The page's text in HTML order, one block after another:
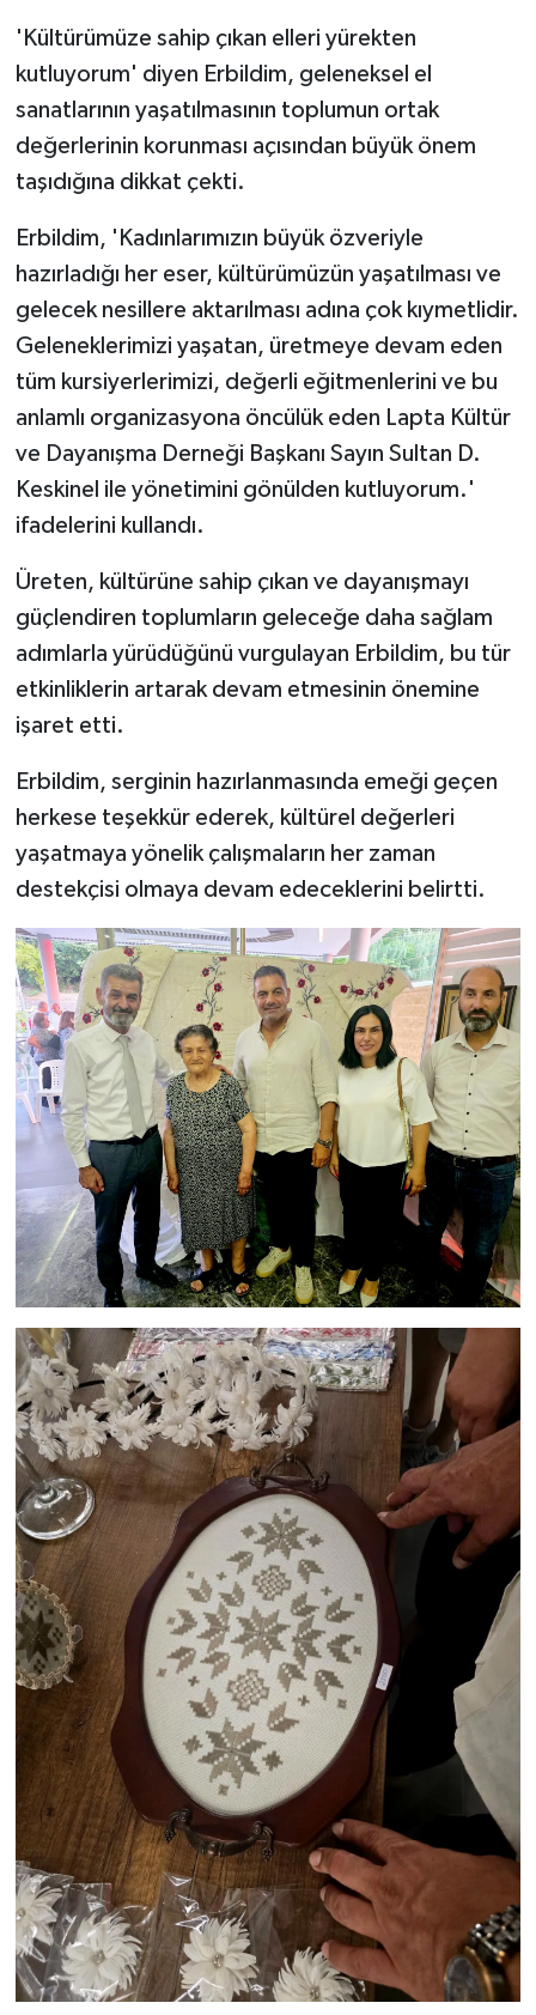
'Kültürümüze sahip çıkan elleri yürekten
kutluyorum' diyen Erbildim, geleneksel el
sanatlarının yaşatılmasının toplumun ortak
değerlerinin korunması açısından büyük önem
taşıdığına dikkat çekti.
Erbildim, 'Kadınlarımızın büyük özveriyle
hazırladığı her eser, kültürümüzün yaşatılması ve
gelecek nesillere aktarılması adına çok kıymetlidir.
Geleneklerimizi yaşatan, üretmeye devam eden
tüm kursiyerlerimizi, değerli eğitmenlerini ve bu
anlamlı organizasyona öncülük eden Lapta Kültür
ve Dayanışma Derneği Başkanı Sayın Sultan D.
Keskinel ile yönetimini gönülden kutluyorum.'
ifadelerini kullandı.
Üreten, kültürüne sahip çıkan ve dayanışmayı
güçlendiren toplumların geleceğe daha sağlam
adımlarla yürüdüğünü vurgulayan Erbildim, bu tür
etkinliklerin artarak devam etmesinin önemine
işaret etti.
Erbildim, serginin hazırlanmasında emeği geçen
herkese teşekkür ederek, kültürel değerleri
yaşatmaya yönelik çalışmaların her zaman
destekçisi olmaya devam edeceklerini belirtti.